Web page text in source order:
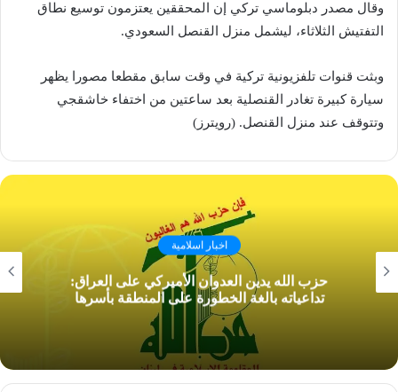
وقال مصدر دبلوماسي تركي إن المحققين يعتزمون توسيع نطاق
التفتيش الثلاثاء، ليشمل منزل القنصل السعودي.
وبثت قنوات تلفزيونية تركية في وقت سابق مقطعا مصورا يظهر
سيارة كبيرة تغادر القنصلية بعد ساعتين من اختفاء خاشقجي
وتتوقف عند منزل القنصل. (رويترز)
اخبار اسلامية
حزب الله يدين العدوان الأميركي على العراق:
تداعياته بالغة الخطورة على المنطقة بأسرها